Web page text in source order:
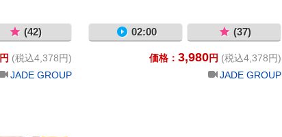
(42)
円 (税込4,378円)
JADE GROUP
02:00 (37)
価格： 3,980円 (税込4,378円)
JADE GROUP